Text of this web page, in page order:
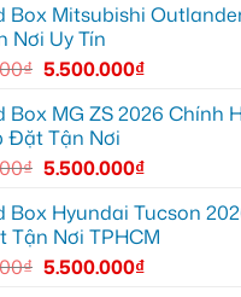
Box Mitsubishi
Nơi Uy Tín
₫ 5.500.000₫
Box MG ZS 2026 Chính
Đặt Tận Nơi
₫ 5.500.000₫
Box Hyundai Tucson
Tận Nơi TPHCM
₫ 5.500.000₫